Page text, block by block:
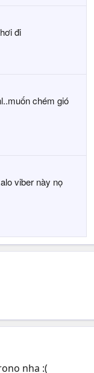
đi
chém gió
viber này nọ
nha :(